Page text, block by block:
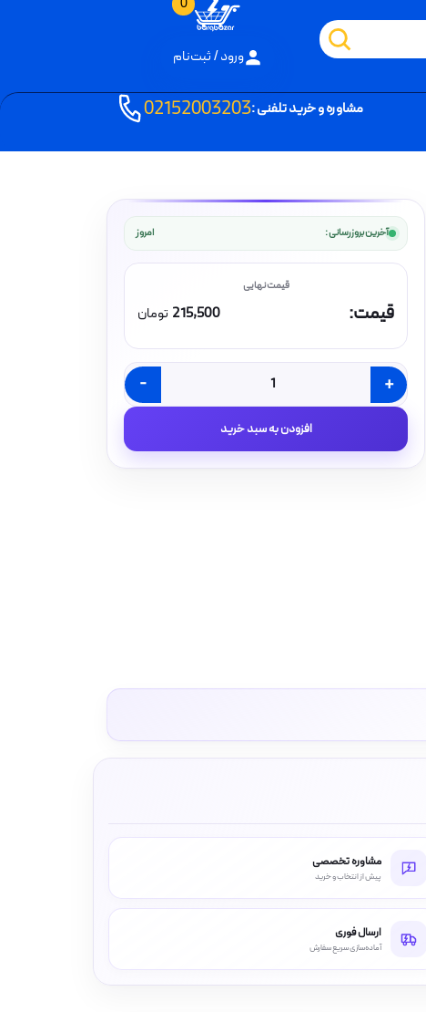
0
ورود / ثبت‌نام
مشاوره و خرید تلفنی :02152003203
آخرین بروزرسانی : امروز
قیمت: تومان
-
و
پریز
مدل
+
افزودن به سبد خرید
مشاوره تخصصی
پیش از انتخاب و خرید
ارسال فوری
آماده‌سازی سریع سفارش